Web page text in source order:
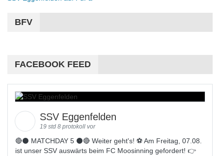
BFV
FACEBOOK FEED
SSV Eggenfelden
19 std 8 protokoll vor
🔴⚫️ MATCHDAY 5 ⚫️🔴 Weiter geht's! ⚽ Am Freitag, 07.08.
ist unser SSV auswärts beim FC Moosinning gefordert! 👉